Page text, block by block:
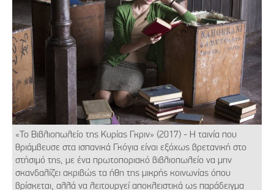
«Το Βιβλιοπωλείο της Κυρίας Γκριν» (2017) - Η ταινία που
θριάμβευσε στα ισπανικά Γκόγια είναι εξόχως βρετανική στο
στήσιμό της, με ένα πρωτοποριακό βιβλιοπωλείο να μην
σκανδαλίζει ακριβώς τα ήθη της μικρής κοινωνίας όπου
βρίσκεται, αλλά να λειτουργεί αποκλειστικά ως παράδειγμα